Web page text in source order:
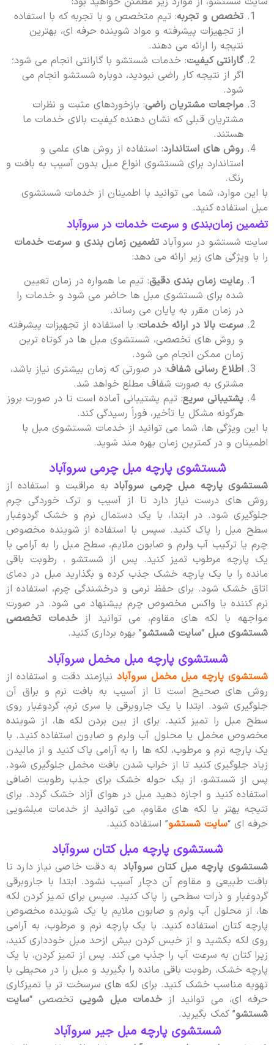
تخصص و تجربه: تیم متخصص و با تجربه که با استفاده
از تجهیزات پیشرفته و مواد شوینده حرفه ای، بهترین
نتیجه را ارائه می دهند.
گارانتی کیفیت: خدمات شستشو با گارانتی انجام می شود؛
اگر از نتیجه کار راضی نبودید، دوباره شستشو انجام می
شود.
مراجعات مشتریان راضی: بازخوردهای مثبت و نظرات
مشتریان قبلی که نشان دهنده کیفیت بالای خدمات ما
هستند.
روش های استاندارد: استفاده از روش های علمی و
استاندارد برای شستشوی انواع مبل بدون آسیب به بافت و
رنگ.
با این موارد، شما می توانید با اطمینان از خدمات شستشوی
مبل استفاده کنید.
تضمین زمان‌بندی و سرعت خدمات در سروآباد
سایت شستشو در سروآباد تضمین زمان بندی و سرعت خدمات
را با ویژگی های زیر ارائه می دهد:
رعایت زمان بندی دقیق: تیم ما همواره در زمان تعیین
شده برای شستشوی مبل ها حاضر می شود و خدمات را
در زمان مقرر به پایان می رساند.
سرعت بالا در ارائه خدمات: با استفاده از تجهیزات پیشرفته
و روش های تخصصی، شستشوی مبل ها در کوتاه ترین
زمان ممکن انجام می شود.
اطلاع رسانی شفاف: در صورتی که زمان بیشتری نیاز باشد،
مشتری به صورت شفاف مطلع خواهد شد.
پشتیبانی سریع: تیم پشتیبانی آماده است تا در صورت بروز
هرگونه مشکل یا تأخیر، فوراً رسیدگی کند.
با این ویژگی ها، شما می توانید از خدمات شستشوی مبل با
اطمینان و در کمترین زمان بهره مند شوید.
شستشوی پارچه مبل چرمی سروآباد
شستشوی پارچه مبل چرمی سروآباد به مراقبت و استفاده از
روش های درست نیاز دارد تا از آسیب و ترک خوردگی چرم
جلوگیری شود. در ابتدا، با یک دستمال نرم و خشک گردوغبار
سطح مبل را پاک کنید. سپس با استفاده از شوینده مخصوص
چرم یا ترکیب آب ولرم و صابون ملایم، سطح مبل را به آرامی با
یک پارچه مرطوب تمیز کنید. پس از شستشو ، رطوبت باقی
مانده را با یک پارچه خشک جذب کرده و بگذارید مبل در دمای
اتاق خشک شود. برای حفظ نرمی و درخشندگی چرم، استفاده از
نرم کننده یا واکس مخصوص چرم پیشنهاد می شود. در صورت
مواجهه با لکه های مقاوم، می توانید از خدمات تخصصی
شستشوی مبل سایت شستشو” بهره برداری کنید.
شستشوی پارچه مبل مخمل سروآباد
شستشوی پارچه مبل مخمل سروآبادنیازمند دقت و استفاده از
روش های صحیح است تا از آسیب به بافت نرم و براق آن
جلوگیری شود. ابتدا با یک جاروبرقی با سری نرم، گردوغبار روی
سطح مبل را تمیز کنید. برای از بین بردن لکه ها، از شوینده
مخصوص مخمل یا محلول آب ولرم و صابون استفاده کنید. با
یک پارچه نرم و مرطوب، لکه ها را به آرامی پاک کنید و از مالیدن
زیاد جلوگیری کنید تا از خراب شدن بافت مخمل جلوگیری شود.
پس از شستشو، از یک حوله خشک برای جذب رطوبت اضافی
استفاده کنید و اجازه دهید مبل در هوای آزاد خشک گردد. برای
نتیجه بهتر یا لکه های مقاوم، می توانید از خدمات مبلشویی
حرفه ای “ سایت شستشو” استفاده کنید.
شستشوی پارچه مبل کتان سروآباد
شستشوی پارچه مبل کتان سروآباد به دقت خاصی نیاز دارد تا
بافت طبیعی و مقاوم آن دچار آسیب نشود. ابتدا با جاروبرقی
گردوغبار و ذرات سطحی را پاک کنید. سپس برای تمیز کردن لکه
ها، از محلول آب ولرم و صابون ملایم یا یک شوینده مخصوص
پارچه کتان استفاده کنید. با یک پارچه نرم و مرطوب، به آرامی
روی لکه بکشید و از خیس کردن بیش ازحد مبل خودداری کنید،
زیرا کتان به سرعت آب را جذب می کند. پس از تمیز کردن، با یک
پارچه خشک، رطوبت باقی مانده را بگیرید و مبل را در محیطی با
تهویه مناسب خشک کنید. برای لکه های سرسخت تر یا تمیزکاری
حرفه ای، می توانید از خدمات مبل شوییتخصصی “ سایت
شستشو” کمک بگیرید.
شستشوی پارچه مبل جیر سروآباد